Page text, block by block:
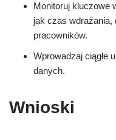
Monitoruj kluczowe
jak czas wdrażania,
pracowników.
Wprowadzaj ciągłe
danych.
Wnioski